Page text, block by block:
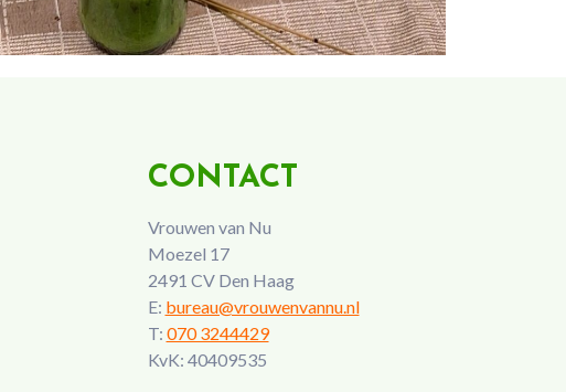
CONTACT
Vrouwen van Nu
Moezel 17
2491 CV Den Haag
E: bureau@vrouwenvannu.nl
T: 070 3244429
KvK: 40409535